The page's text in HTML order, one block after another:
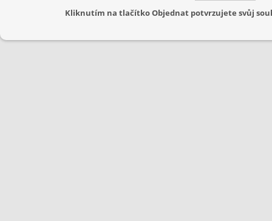
Kliknutím na tlačítko Objednat potvrzujete svůj